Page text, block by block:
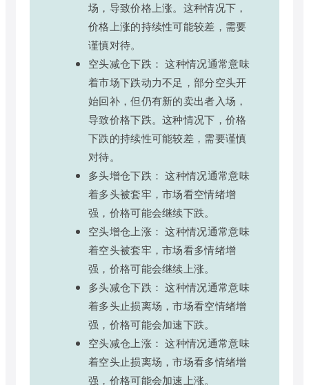
场，导致价格上涨。这种情况下，
价格上涨的持续性可能较差，需要
谨慎对待。
空头减仓下跌： 这种情况通常意味
着市场下跌动力不足，部分空头开
始回补，但仍有新的卖出者入场，
导致价格下跌。这种情况下，价格
下跌的持续性可能较差，需要谨慎
对待。
多头增仓下跌： 这种情况通常意味
着多头被套牢，市场看空情绪增
强，价格可能会继续下跌。
空头增仓上涨： 这种情况通常意味
着空头被套牢，市场看多情绪增
强，价格可能会继续上涨。
多头减仓下跌： 这种情况通常意味
着多头止损离场，市场看空情绪增
强，价格可能会加速下跌。
空头减仓上涨： 这种情况通常意味
着空头止损离场，市场看多情绪增
强，价格可能会加速上涨。